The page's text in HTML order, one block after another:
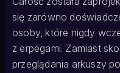
się zarówno
osoby, które nigdy
z erpegami. Zamiast
przeglądania arkuszy